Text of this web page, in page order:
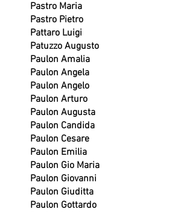
Pastro Maria
Pastro Pietro
Pattaro Luigi
Patuzzo Augusto
Paulon Amalia
Paulon Angela
Paulon Angelo
Paulon Arturo
Paulon Augusta
Paulon Candida
Paulon Cesare
Paulon Emilia
Paulon Gio Maria
Paulon Giovanni
Paulon Giuditta
Paulon Gottardo